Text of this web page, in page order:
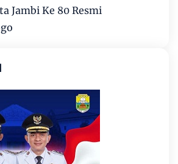
Jambi Ke 80 Resmi